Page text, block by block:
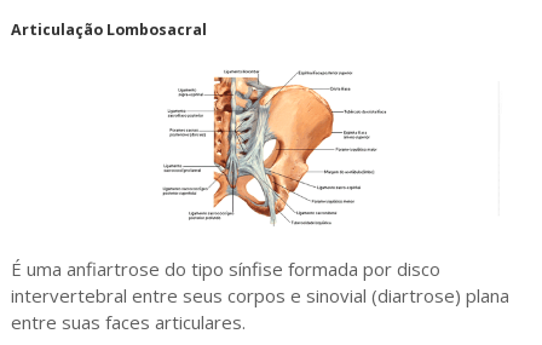
Articulação Lombosacral
É uma anfiartrose do tipo sínfise formada por disco
intervertebral entre seus corpos e sinovial (diartrose) plana
entre suas faces articulares.